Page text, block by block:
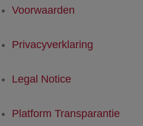
Voorwaarden
Privacyverklaring
Legal Notice
Platform Transparantie